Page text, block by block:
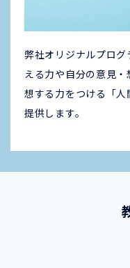
弊社オリジナルプロ
える力や自分の意見
想する力をつける「
提供します。